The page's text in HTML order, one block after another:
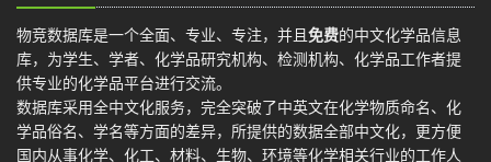
物竞数据库是一个全面、专业、专注，并且 免费的中文化学品信息
库，为学生、学者、化学品研究机构、检测机构、化学品工作者提
供专业的化学品平台进行交流。
数据库采用全中文化服务，完全突破了中英文在化学物质命名、化
学品俗名、学名等方面的差异，所提供的数据全部中文化，更方便
国内从事化学、化工、材料、生物、环境等化学相关行业的工作人